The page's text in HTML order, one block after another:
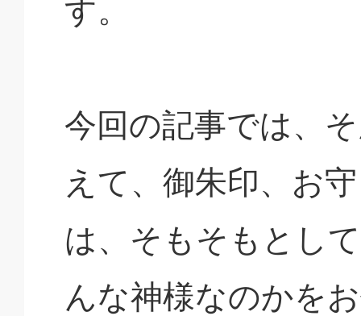
す。
今回の記事では、
えて、御朱印、お
は、そもそもとし
んな神様なのかを